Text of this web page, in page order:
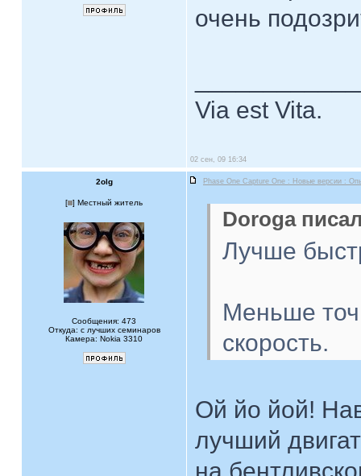
очень
Via est Vita.
02 сен, 09 16:34
2olg Phase One Capture One : Новые версии :
[ ] Местный житель
Сообщения: 473
Откуда: с лучших семинаров
Камера: Nokia 3310
Doroga
Лучше
Меньше
скорость.
Ой йо йой!
лучший